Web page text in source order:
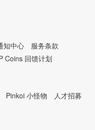
知中心
服务条款
Coins 回馈计划
Pinkoi 小怪物
人才招募